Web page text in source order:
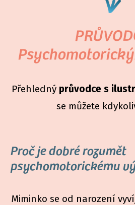
Přehledný průvodce s
se můžete
Proč je dobré rozumět
psychomotorickému
Miminko se od narození